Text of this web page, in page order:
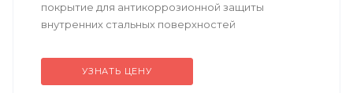
покрытие для антикоррозионной защиты
внутренних стальных поверхностей
технологических трубопроводов...
УЗНАТЬ ЦЕНУ